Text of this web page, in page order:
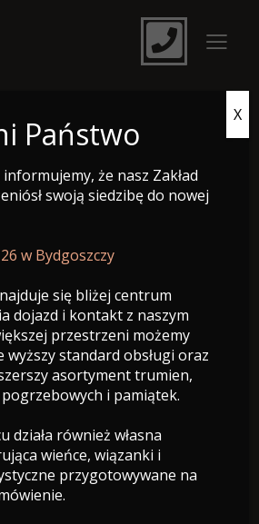
Nekrolog
Devey
- 14.10.2024
80 lat
Państwo
że nasz Zakład
swoją siedzibę do nowej
w Bydgoszczy
się bliżej centrum
dojazd i kontakt z naszym
przestrzeni możemy
wyższy standard obsługi oraz
asortyment trumien,
i pamiątek.
działa również własna
wieńce, wiązanki i
przygotowywane na
X